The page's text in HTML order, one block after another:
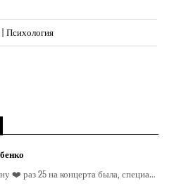
Психология
❤️ раз 25 на концерта была, специа...